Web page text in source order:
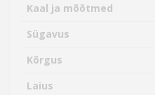
Kaal ja mõõtmed
Sügavus
Kõrgus
Laius